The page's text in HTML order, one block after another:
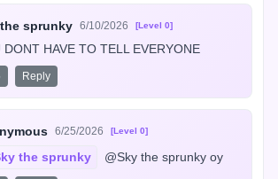
sprunky 6/10/2026 [Level 0]
DONT HAVE TO TELL EVERYONE
Reply
6/25/2026 [Level 0]
the sprunky @Sky the sprunky oy